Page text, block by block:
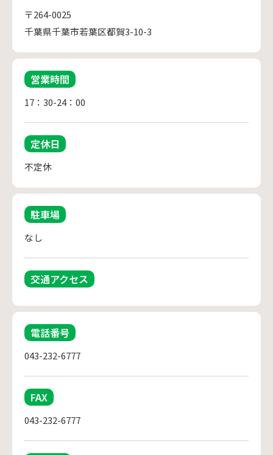
〒264-0025
千葉県千葉市若葉区都賀3-10-3
営業時間
17：30-24：00
定休日
不定休
駐車場
なし
交通アクセス
電話番号
043-232-6777
FAX
043-232-6777